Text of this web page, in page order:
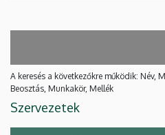
A keresés a következőkre működik: Név,
Beosztás, Munkakör, Mellék
Szervezetek